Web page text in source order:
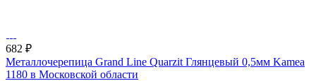
682 ₽
Металлочерепица Grand Line Quarzit Глянцевый 0,5мм Kamea
1180 в Московской области